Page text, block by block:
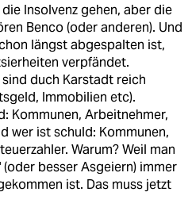
Insolvenz gehen, aber die
Benco (oder anderen). Und
längst abgespalten ist,
verpfändet.
duch Karstadt reich
Immobilien etc).
Kommunen, Arbeitnehmer,
wer ist schuld: Kommunen,
Warum? Weil man
besser Asgeiern) immer
ist. Das muss jetzt